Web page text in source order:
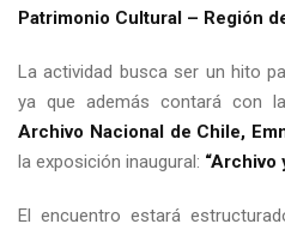
Patrimonio Cultural – Región
La actividad busca ser un hito
ya que además contará con
Archivo Nacional de Chile,
la exposición inaugural: “Archivo
El encuentro estará